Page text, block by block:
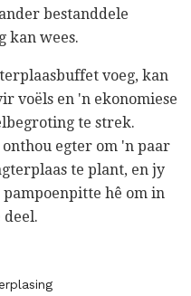
bestanddele
kan wees.
voeg, kan
voëls en 'n ekonomiese
te strek.
onthou egter om 'n paar
te plant, en jy
hê om in
deel.